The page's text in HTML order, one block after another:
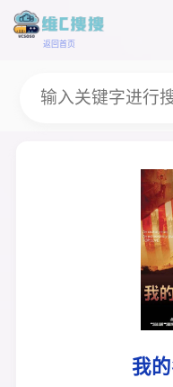
返回首页
我